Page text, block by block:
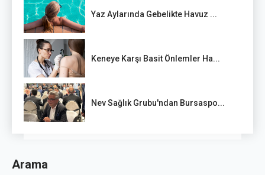
Yaz Aylarında Gebelikte Havuz ...
Keneye Karşı Basit Önlemler Ha...
Nev Sağlık Grubu'ndan Bursaspo...
Arama